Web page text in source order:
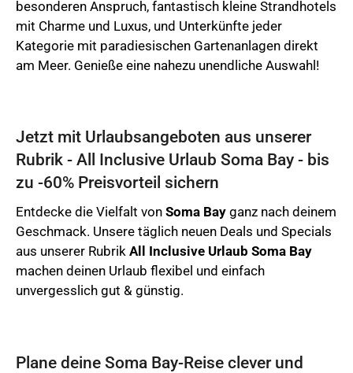
besonderen Anspruch, fantastisch kleine Strandhotels
mit Charme und Luxus, und Unterkünfte jeder
Kategorie mit paradiesischen Gartenanlagen direkt
am Meer. Genieße eine nahezu unendliche Auswahl!
Jetzt mit Urlaubsangeboten aus unserer
Rubrik - All Inclusive Urlaub Soma Bay - bis
zu -60% Preisvorteil sichern
Entdecke die Vielfalt von Soma Bay ganz nach deinem
Geschmack. Unsere täglich neuen Deals und Specials
aus unserer Rubrik All Inclusive Urlaub Soma Bay
machen deinen Urlaub flexibel und einfach
unvergesslich gut & günstig.
Plane deine Soma Bay-Reise clever und